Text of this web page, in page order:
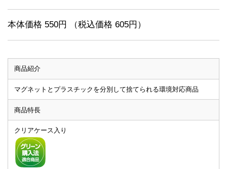
本体価格 550円 （税込価格 605円）
商品紹介
マグネットとプラスチックを分別して捨てられる環境対応商品
商品特長
クリアケース入り